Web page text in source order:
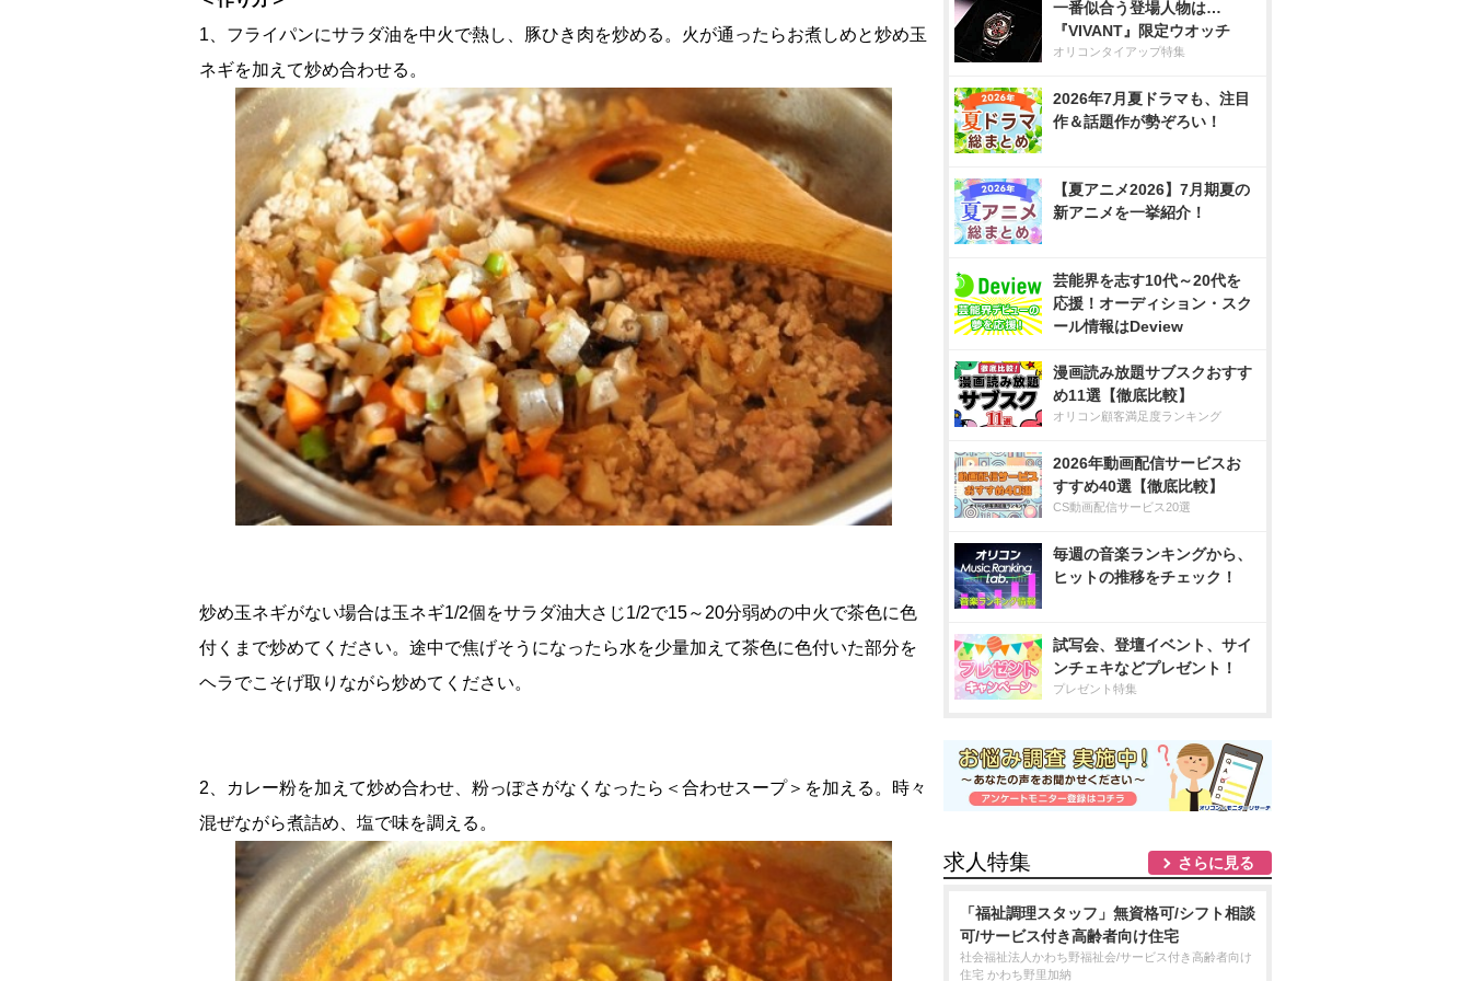
1、フライパンにサラダ油を中火で熱し、豚ひき肉を炒める。火が通ったらお煮しめと炒め玉
ネギを加えて炒め合わせる。
炒め玉ネギがない場合は玉ネギ1/2個をサラダ油大さじ1/2で15～20分弱めの中火で茶色に色
付くまで炒めてください。途中で焦げそうになったら水を少量加えて茶色に色付いた部分を
ヘラでこそげ取りながら炒めてください。
2、カレー粉を加えて炒め合わせ、粉っぽさがなくなったら＜合わせスープ＞を加える。時々
混ぜながら煮詰め、塩で味を調える。
一番似合う登場人物は…
『VIVANT』限定ウオッチ
オリコンタイアップ特集
2026年7月夏ドラマも、注目
作＆話題作が勢ぞろい！
【夏アニメ2026】7月期夏の
新アニメを一挙紹介！
芸能界を志す10代～20代を
応援！オーディション・スク
ール情報はDeview
漫画読み放題サブスクおすす
め11選【徹底比較】
オリコン顧客満足度ランキング
2026年動画配信サービスお
すすめ40選【徹底比較】
CS動画配信サービス20選
毎週の音楽ランキングから、
ヒットの推移をチェック！
試写会、登壇イベント、サイ
ンチェキなどプレゼント！
プレゼント特集
求人特集 さらに見る
「福祉調理スタッフ」無資格可/シフト相談
可/サービス付き高齢者向け住宅
社会福祉法人かわち野福祉会/サービス付き高齢者向け
住宅 かわち野里加納